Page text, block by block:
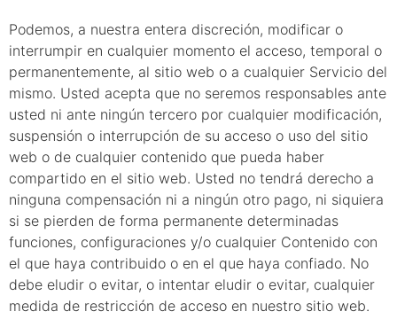
Podemos, a nuestra entera discreción, modificar o
interrumpir en cualquier momento el acceso, temporal o
permanentemente, al sitio web o a cualquier Servicio del
mismo. Usted acepta que no seremos responsables ante
usted ni ante ningún tercero por cualquier modificación,
suspensión o interrupción de su acceso o uso del sitio
web o de cualquier contenido que pueda haber
compartido en el sitio web. Usted no tendrá derecho a
ninguna compensación ni a ningún otro pago, ni siquiera
si se pierden de forma permanente determinadas
funciones, configuraciones y/o cualquier Contenido con
el que haya contribuido o en el que haya confiado. No
debe eludir o evitar, o intentar eludir o evitar, cualquier
medida de restricción de acceso en nuestro sitio web.